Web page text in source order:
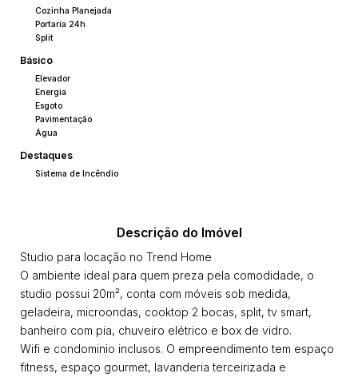
Cozinha Planejada
Portaria 24h
Split
Básico
Elevador
Energia
Esgoto
Pavimentação
Água
Destaques
Sistema de Incêndio
Descrição do Imóvel
Studio para locação no Trend Home
O ambiente ideal para quem preza pela comodidade, o
studio possui 20m², conta com móveis sob medida,
geladeira, microondas, cooktop 2 bocas, split, tv smart,
banheiro com pia, chuveiro elétrico e box de vidro.
Wifi e condominio inclusos. O empreendimento tem espaço
fitness, espaço gourmet, lavanderia terceirizada e